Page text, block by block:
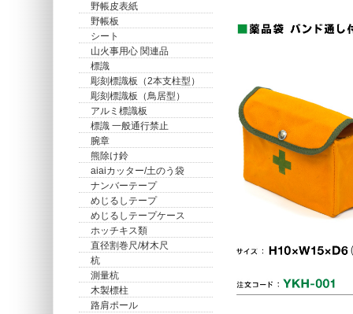
野帳皮表紙
野帳板
シート
山火事用心 関連品
標識
彫刻標識板（2本支柱型）
彫刻標識板（鳥居型）
アルミ標識板
標識 一般通行禁止
腕章
熊除け鈴
aiaiカッター/土のう袋
ナンバーテープ
めじるしテープ
めじるしテープケース
ホッチキス類
直径割巻尺/材木尺
杭
測量杭
木製標柱
路肩ポール